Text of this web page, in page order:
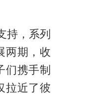
持，系列
两期，收
们携手制
拉近了彼